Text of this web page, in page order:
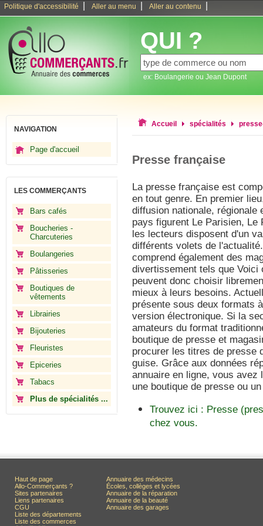
Politique d'accessibilité Aller au menu Aller au contenu
QUI ?
ex: Boulangerie ou Jean Dupont
NAVIGATION
Page d'accueil
LES COMMERÇANTS
Bars cafés
Boucheries -
Charcuteries
Boulangeries
Pâtisseries
Boutiques de
vêtements
Librairies
Bijouteries
Fleuristes
Epiceries
Tabacs
Plus de spécialités ...
Accueil spécialités
Presse française
La presse française est
en tout genre. En premier
diffusion nationale,
pays figurent Le Parisien, Le
les lecteurs disposent d'un
différents volets de
comprend également des
divertissement tels que Voici
peuvent donc choisir
mieux à leurs besoins.
présente sous deux formats
version électronique. Si la
amateurs du format
boutique de presse et
procurer les titres de presse
guise. Grâce aux données
annuaire en ligne, vous avez
une boutique de presse ou
Trouvez ici : Presse
chez vous.
Haut de page
Allo-Commerçants ?
Sites partenaires
Liens partenaires
CGU
Liste des départements
Liste des commerces
Annuaire des médecins
Écoles, collèges et lycées
Annuaire de la réparation
Annuaire de la beauté
Annuaire des garages